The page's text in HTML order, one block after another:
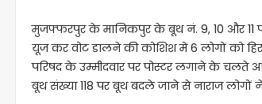
मुजफ्फरपुर के मानिकपुर के बूथ नं. 9, 10 और 11
यूज कर वोट डालने की कोशिश में 6 लोगों को
परिषद के उम्मीदवार पर पोस्टर लगाने के चलते
बूथ संख्या 118 पर बूथ बदले जाने से नाराज लोगों